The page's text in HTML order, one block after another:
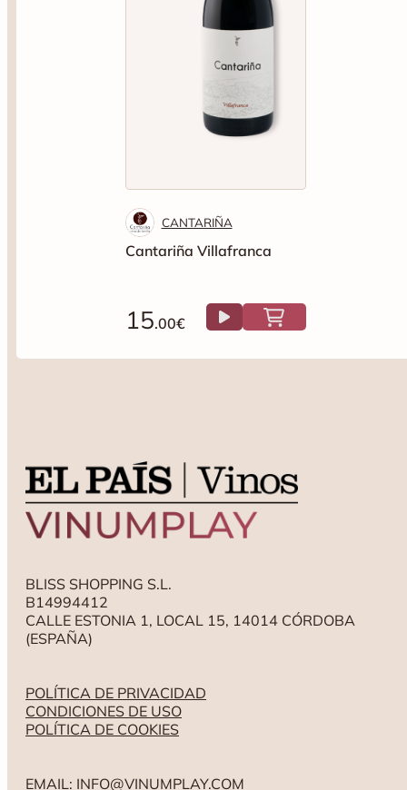
CANTARIÑA
Cantariña Villafranca
15.00€
BLISS SHOPPING S.L.
B14994412
CALLE ESTONIA 1, LOCAL 15, 14014 CÓRDOBA
(ESPAÑA)
POLÍTICA DE PRIVACIDAD
CONDICIONES DE USO
POLÍTICA DE COOKIES
EMAIL: INFO@VINUMPLAY.COM